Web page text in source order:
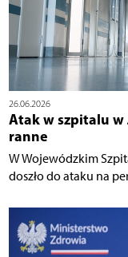
26.06.2026
Atak w szpitalu w
ranne
W Wojewódzkim
doszło do ataku na